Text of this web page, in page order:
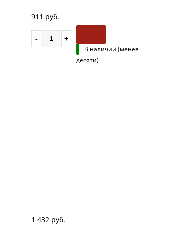
911 руб.
В наличии (менее
десяти)
1 432 руб.